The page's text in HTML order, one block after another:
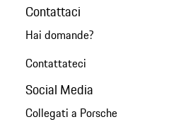
Contattaci
Hai domande?
Contattateci
Social Media
Collegati a Porsche